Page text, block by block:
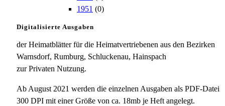
1951 (0)
Digitalisierte Ausgaben
der Heimatblätter für die Heimatvertriebenen aus den Bezirken
Warnsdorf, Rumburg, Schluckenau, Hainspach
zur Privaten Nutzung.
Ab August 2021 werden die einzelnen Ausgaben als PDF-Datei
300 DPI mit einer Größe von ca. 18mb je Heft angelegt.